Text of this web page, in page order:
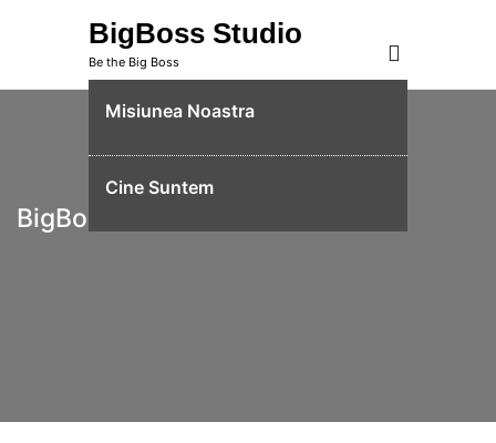
BigBoss Studio
Be the Big Boss
Misiunea Noastra
Cine Suntem
BigBoss Studio